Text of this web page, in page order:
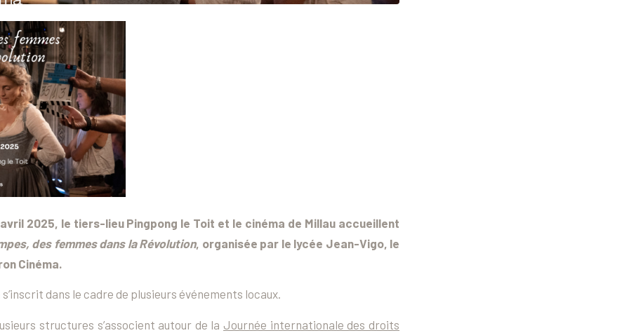
avril 2025, le tiers-lieu Pingpong le Toit et le cinéma de Millau accueillent
des femmes dans la Révolution, organisée par le lycée Jean-Vigo, le
Cinéma.
dans le cadre de plusieurs événements locaux.
structures s’associent autour de la Journée internationale des droits